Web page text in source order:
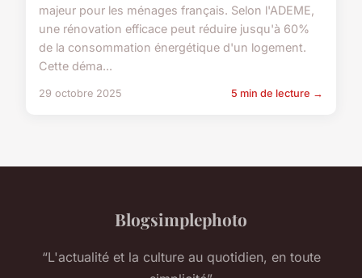
majeur pour les ménages français. Selon l'ADEME,
une rénovation efficace peut réduire jusqu'à 60%
de la consommation énergétique d'un logement.
Cette déma...
29 octobre 2025 5 min de lecture →
Blogsimplephoto
“L'actualité et la culture au quotidien, en toute